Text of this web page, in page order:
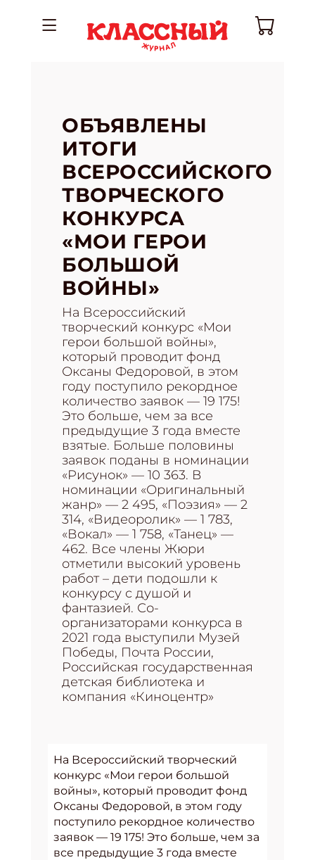
ОБЪЯВЛЕНЫ
ИТОГИ
ВСЕРОССИЙСКОГО
ТВОРЧЕСКОГО
КОНКУРСА
«МОИ ГЕРОИ
БОЛЬШОЙ
ВОЙНЫ»
На Всероссийский
творческий конкурс «Мои
герои большой войны»,
который проводит фонд
Оксаны Федоровой, в этом
году поступило рекордное
количество заявок — 19 175!
Это больше, чем за все
предыдущие 3 года вместе
взятые. Больше половины
заявок поданы в номинации
«Рисунок» — 10 363. В
номинации «Оригинальный
жанр» — 2 495, «Поэзия» — 2
314, «Видеоролик» — 1 783,
«Вокал» — 1 758, «Танец» —
462. Все члены Жюри
отметили высокий уровень
работ – дети подошли к
конкурсу с душой и
фантазией. Со-
организаторами конкурса в
2021 года выступили Музей
Победы, Почта России,
Российская государственная
детская библиотека и
компания «Киноцентр»
На Всероссийский творческий
конкурс «Мои герои большой
войны», который проводит фонд
Оксаны Федоровой, в этом году
поступило рекордное количество
заявок — 19 175! Это больше, чем за
все предыдущие 3 года вместе